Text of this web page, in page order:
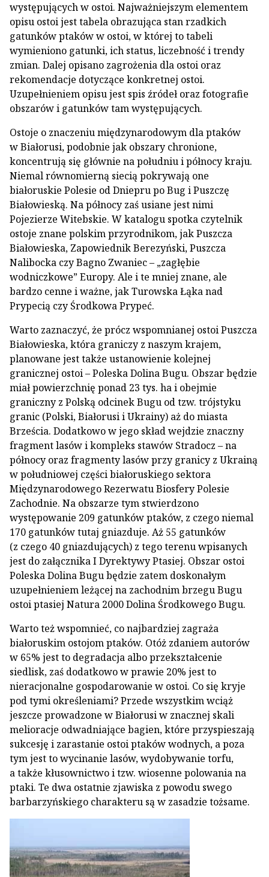
występujących w ostoi. Najważniejszym elementem
opisu ostoi jest tabela obrazująca stan rzadkich
gatunków ptaków w ostoi, w której to tabeli
wymieniono gatunki, ich status, liczebność i trendy
zmian. Dalej opisano zagrożenia dla ostoi oraz
rekomendacje dotyczące konkretnej ostoi.
Uzupełnieniem opisu jest spis źródeł oraz fotografie
obszarów i gatunków tam występujących.
Ostoje o znaczeniu międzynarodowym dla ptaków
w Białorusi, podobnie jak obszary chronione,
koncentrują się głównie na południu i północy kraju.
Niemal równomierną siecią pokrywają one
białoruskie Polesie od Dniepru po Bug i Puszczę
Białowieską. Na północy zaś usiane jest nimi
Pojezierze Witebskie. W katalogu spotka czytelnik
ostoje znane polskim przyrodnikom, jak Puszcza
Białowieska, Zapowiednik Berezyński, Puszcza
Nalibocka czy Bagno Zwaniec – „zagłębie
wodniczkowe” Europy. Ale i te mniej znane, ale
bardzo cenne i ważne, jak Turowska Łąka nad
Prypecią czy Środkowa Prypeć.
Warto zaznaczyć, że prócz wspomnianej ostoi Puszcza
Białowieska, która graniczy z naszym krajem,
planowane jest także ustanowienie kolejnej
granicznej ostoi – Poleska Dolina Bugu. Obszar będzie
miał powierzchnię ponad 23 tys. ha i obejmie
graniczny z Polską odcinek Bugu od tzw. trójstyku
granic (Polski, Białorusi i Ukrainy) aż do miasta
Brześcia. Dodatkowo w jego skład wejdzie znaczny
fragment lasów i kompleks stawów Stradocz – na
północy oraz fragmenty lasów przy granicy z Ukrainą
w południowej części białoruskiego sektora
Międzynarodowego Rezerwatu Biosfery Polesie
Zachodnie. Na obszarze tym stwierdzono
występowanie 209 gatunków ptaków, z czego niemal
170 gatunków tutaj gniazduje. Aż 55 gatunków
(z czego 40 gniazdujących) z tego terenu wpisanych
jest do załącznika I Dyrektywy Ptasiej. Obszar ostoi
Poleska Dolina Bugu będzie zatem doskonałym
uzupełnieniem leżącej na zachodnim brzegu Bugu
ostoi ptasiej Natura 2000 Dolina Środkowego Bugu.
Warto też wspomnieć, co najbardziej zagraża
białoruskim ostojom ptaków. Otóż zdaniem autorów
w 65% jest to degradacja albo przekształcenie
siedlisk, zaś dodatkowo w prawie 20% jest to
nieracjonalne gospodarowanie w ostoi. Co się kryje
pod tymi określeniami? Przede wszystkim wciąż
jeszcze prowadzone w Białorusi w znacznej skali
melioracje odwadniające bagien, które przyspieszają
sukcesję i zarastanie ostoi ptaków wodnych, a poza
tym jest to wycinanie lasów, wydobywanie torfu,
a także kłusownictwo i tzw. wiosenne polowania na
ptaki. Te dwa ostatnie zjawiska z powodu swego
barbarzyńskiego charakteru są w zasadzie tożsame.